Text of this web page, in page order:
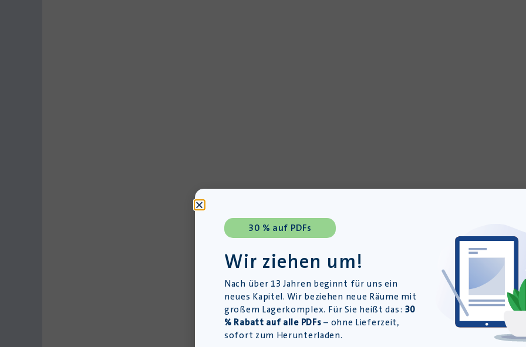
30 % auf PDFs
Wir ziehen um!
Nach über 13 Jahren beginnt für uns ein
neues Kapitel. Wir beziehen neue Räume mit
großem Lagerkomplex. Für Sie heißt das: 30
% Rabatt auf alle PDFs – ohne Lieferzeit,
sofort zum Herunterladen.